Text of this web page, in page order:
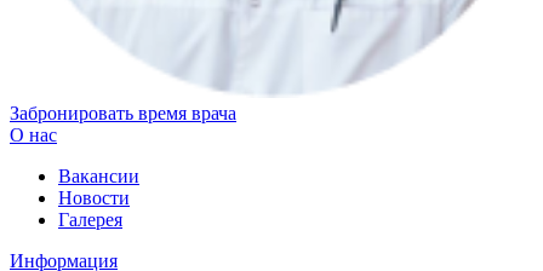
Забронировать время врача
О нас
Вакансии
Новости
Галерея
Информация